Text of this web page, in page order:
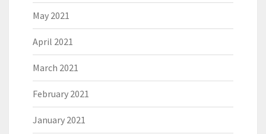
May 2021
April 2021
March 2021
February 2021
January 2021